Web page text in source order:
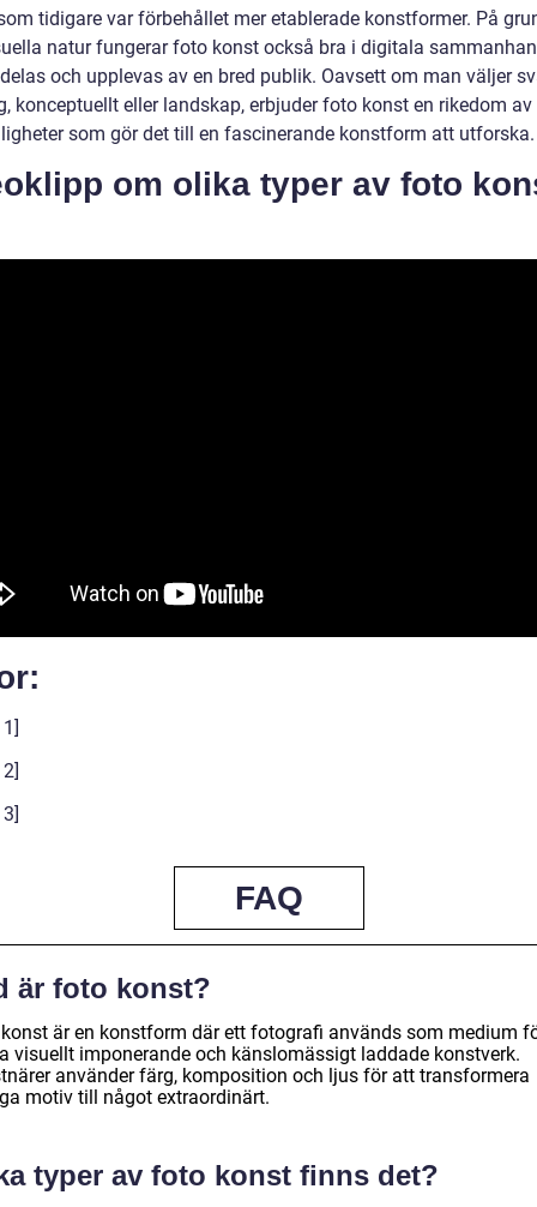
tidigare var förbehållet mer etablerade konstformer. På
natur fungerar foto konst också bra i digitala
och upplevas av en bred publik. Oavsett om man väljer
konceptuellt eller landskap, erbjuder foto konst en rikedom
som gör det till en fascinerande konstform att utforska.
om olika typer av foto
FAQ
är foto konst?
är en konstform där ett fotografi används som medium
visuellt imponerande och känslomässigt laddade konstverk.
använder färg, komposition och ljus för att transformera
motiv till något extraordinärt.
typer av foto konst finns det?